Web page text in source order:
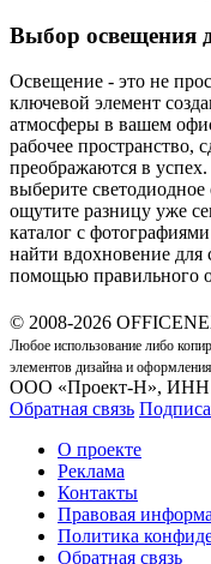
Выбор освещения
Освещение - это не
ключевой элемент
атмосферы в вашем
рабочее пространство,
преображаются в
выберите
ощутите разницу уже
каталог с
найти вдохновение для
помощью правильного
© 2008-2026
Любое использование либо
элементов дизайна и
ООО «Проект-Н», ИНН
Обратная связь
О проекте
Реклама
Контакты
Правовая
Политика
Обратная связь